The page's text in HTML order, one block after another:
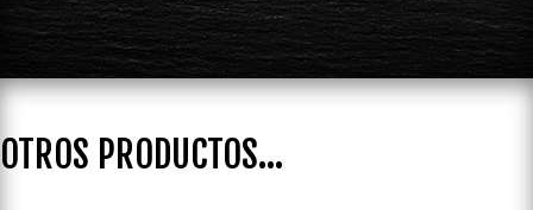
OTROS PRODUCTOS...